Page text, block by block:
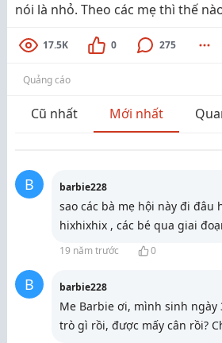
nói là nhỏ. Theo các mẹ thì thế
17.5K 0 275
Quảng cáo
Cũ nhất Mới nhất
B barbie228
sao các bà mẹ hội này đi đâu
hixhixhix , các bé qua giai
19 năm trước 0
B barbie228
Me Barbie ơi, mình sinh ngày
trò gì rồi, được mấy cân rồi?